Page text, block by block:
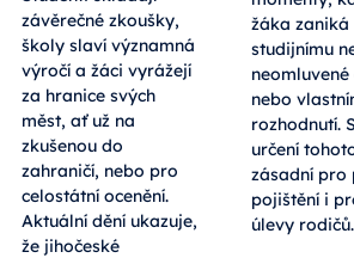
závěrečné zkoušky,
školy slaví významná
výročí a žáci vyrážejí
za hranice svých
měst, ať už na
zkušenou do
zahraničí, nebo pro
celostátní ocenění.
Aktuální dění ukazuje,
že jihočeské
žáka zaniká
studijnímu
neomluvené
nebo
rozhodnutí.
určení
zásadní pro
pojištění i
úlevy rodičů.